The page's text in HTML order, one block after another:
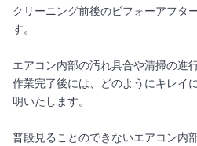
クリーニング前後のビフォーアフタ
す。
エアコン内部の汚れ具合や清掃の進
作業完了後には、どのようにキレイ
明いたします。
普段見ることのできないエアコン内